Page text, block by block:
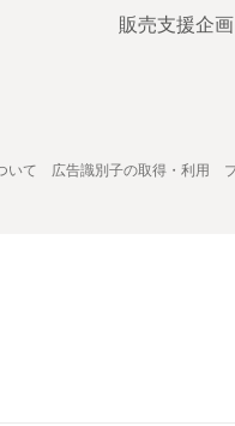
販売支援企
いて 広告識別子の取得・利用